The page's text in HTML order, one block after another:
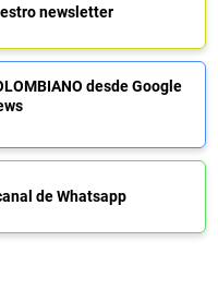
newsletter
desde Google
de Whatsapp